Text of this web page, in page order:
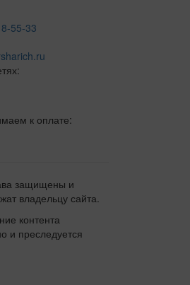
55-33
к оплате:
защищены и
владельцу сайта.
контента
и преследуется